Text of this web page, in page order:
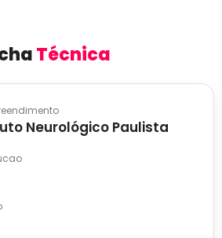
Técnica
Neurológico Paulista